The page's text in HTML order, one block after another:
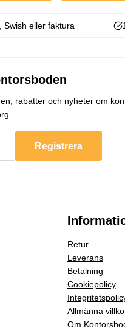
Swish eller faktura
rabatter och nyheter om
Registrera
Retur
Leverans
Betalning
Cookiepolicy
Allmänna
Om